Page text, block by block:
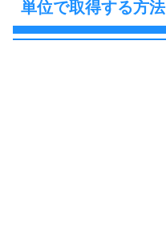
単位で取得する方法